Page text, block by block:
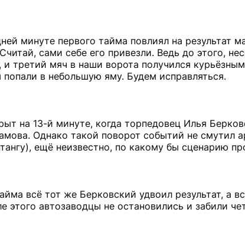
минуте первого тайма повлиял на результат
сами себе его привезли. Ведь до этого,
третий мяч в наши ворота получился
в небольшую яму. Будем исправляться.
на 13-й минуте, когда торпедовец Илья
Однако такой поворот событий не смутил
ещё неизвестно, по какому бы сценарию
всё тот же Берковский удвоил результат, а
этого автозаводцы не остановились и забили